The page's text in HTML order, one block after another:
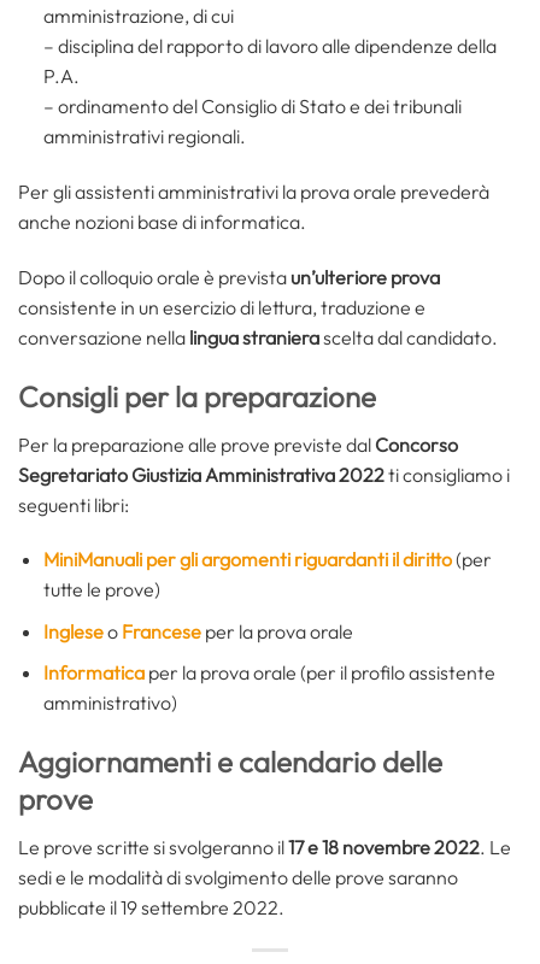
amministrazione, di cui
– disciplina del rapporto di lavoro alle dipendenze della
P.A.
– ordinamento del Consiglio di Stato e dei tribunali
amministrativi regionali.
Per gli assistenti amministrativi la prova orale prevederà
anche nozioni base di informatica.
Dopo il colloquio orale è prevista un’ulteriore prova
consistente in un esercizio di lettura, traduzione e
conversazione nella lingua stranierascelta dal candidato.
Consigli per la preparazione
Per la preparazione alle prove previste dal Concorso
Segretariato Giustizia Amministrativa 2022ti consigliamo i
seguenti libri:
MiniManuali per gli argomenti riguardanti il diritto(per
tutte le prove)
Ingleseo Franceseper la prova orale
Informaticaper la prova orale (per il profilo assistente
amministrativo)
Aggiornamenti e calendario delle
prove
Le prove scritte si svolgeranno il17 e 18 novembre 2022. Le
sedi e le modalità di svolgimento delle prove saranno
pubblicate il 19 settembre 2022.